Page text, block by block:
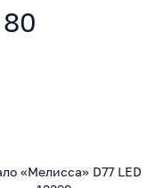
«Мелисса» D77 LED